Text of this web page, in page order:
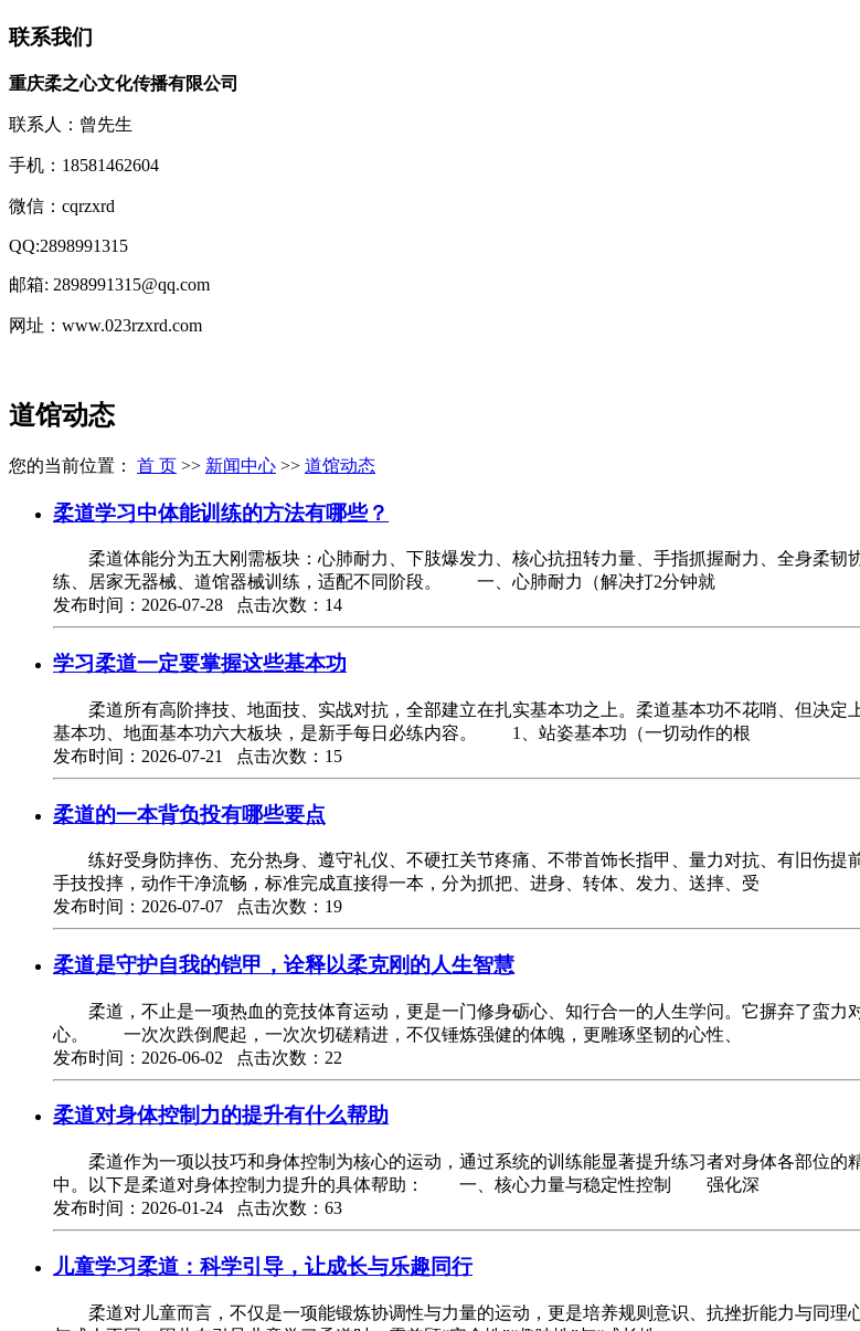
联系我们
重庆柔之心文化传播有限公司
联系人：曾先生
手机：18581462604
微信：cqrzxrd
QQ:2898991315
邮箱: 2898991315@qq.com
网址：www.023rzxrd.com
道馆动态
您的当前位置： 首 页 >> 新闻中心 >> 道馆动态
柔道学习中体能训练的方法有哪些？
柔道体能分为五大刚需板块：心肺耐力、下肢爆发力、核心抗扭转力量、手指抓握耐力、全身柔韧
练、居家无器械、道馆器械训练，适配不同阶段。 一、心肺耐力（解决打2分钟就
发布时间：2026-07-28 点击次数：14
学习柔道一定要掌握这些基本功
柔道所有高阶摔技、地面技、实战对抗，全部建立在扎实基本功之上。柔道基本功不花哨、但决定
基本功、地面基本功六大板块，是新手每日必练内容。 1、站姿基本功（一切动作的根
发布时间：2026-07-21 点击次数：15
柔道的一本背负投有哪些要点
练好受身防摔伤、充分热身、遵守礼仪、不硬扛关节疼痛、不带首饰长指甲、量力对抗、有旧伤
手技投摔，动作干净流畅，标准完成直接得一本，分为抓把、进身、转体、发力、送摔、受
发布时间：2026-07-07 点击次数：19
柔道是守护自我的铠甲，诠释以柔克刚的人生智慧
柔道，不止是一项热血的竞技体育运动，更是一门修身砺心、知行合一的人生学问。它摒弃了蛮力
心。 一次次跌倒爬起，一次次切磋精进，不仅锤炼强健的体魄，更雕琢坚韧的心性、
发布时间：2026-06-02 点击次数：22
柔道对身体控制力的提升有什么帮助
柔道作为一项以技巧和身体控制为核心的运动，通过系统的训练能显著提升练习者对身体各部位的
中。以下是柔道对身体控制力提升的具体帮助： 一、核心力量与稳定性控制 强化深
发布时间：2026-01-24 点击次数：63
儿童学习柔道：科学引导，让成长与乐趣同行
柔道对儿童而言，不仅是一项能锻炼协调性与力量的运动，更是培养规则意识、抗挫折能力与同理